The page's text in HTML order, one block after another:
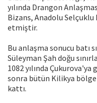
yılında Drangon
Bizans, Anadolu
etmiştir.
Bu anlaşma sonucu batı
Süleyman Şah doğu
1082 yılında
sonra bütün Kilikya
kattı.